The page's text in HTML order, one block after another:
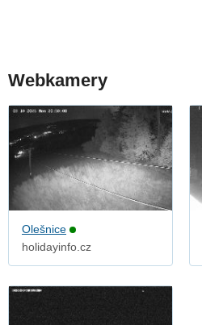
Webkamery
Olešnice
holidayinfo.cz